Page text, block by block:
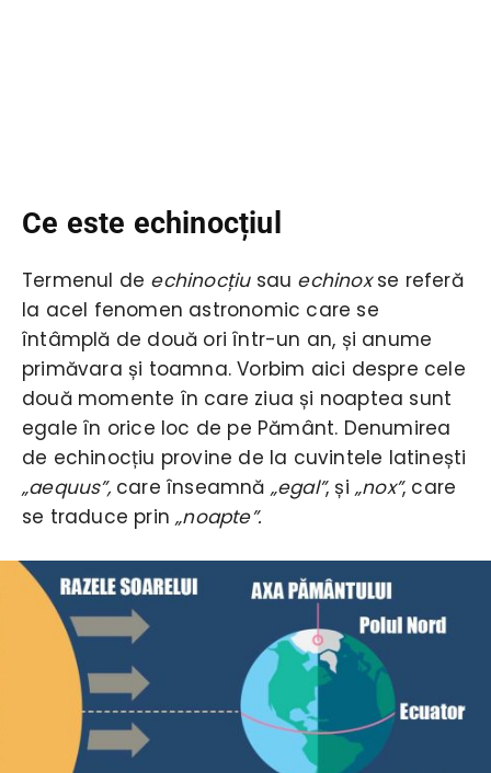
Ce este echinocțiul
Termenul de echinocțiusau echinoxse referă
la acel fenomen astronomic care se
întâmplă de două ori într-un an, și anume
primăvara și toamna. Vorbim aici despre cele
două momente în care ziua și noaptea sunt
egale în orice loc de pe Pământ. Denumirea
de echinocțiu provine de la cuvintele latinești
„aequus”, care înseamnă „egal”, și„nox”, care
se traduce prin„noapte”.